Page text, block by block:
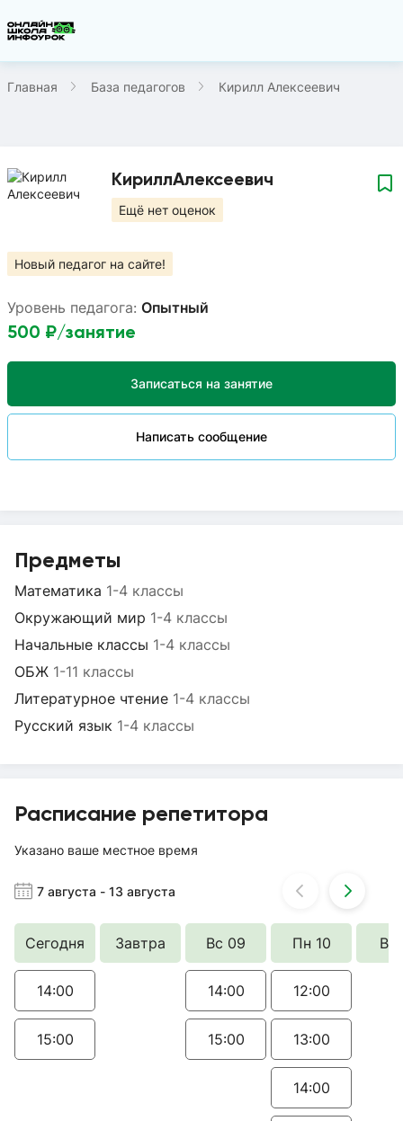
Главная База педагогов Кирилл Алексеевич
КириллАлексеевич
Ещё нет оценок
Новый педагог на сайте!
Уровень педагога: Опытный
500 ₽/занятие
Записаться на занятие
Написать сообщение
Предметы
Математика 1-4 классы
Окружающий мир 1-4 классы
Начальные классы 1-4 классы
ОБЖ 1-11 классы
Литературное чтение 1-4 классы
Русский язык 1-4 классы
Расписание репетитора
Указано ваше местное время
7 августа - 13 августа
Сегодня Завтра Вс 09 Пн 10 Вт
14:00
15:00
14:00
15:00
12:00
13:00
14:00